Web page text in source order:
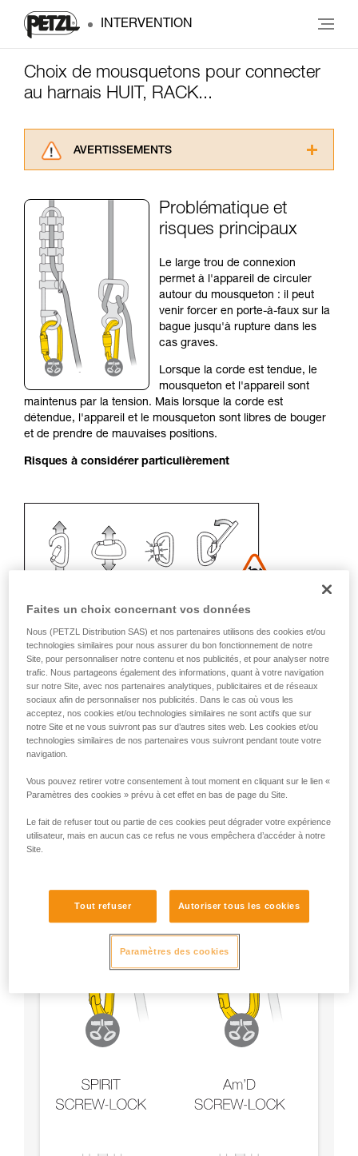
INTERVENTION
Choix de mousquetons pour connecter
au harnais HUIT, RACK...
AVERTISSEMENTS
consulter. Vous devez avoir compris les
informations de la notice technique pour
Maîtriser ces techniques nécessite une
formation et un entraînement spécifique. Validez
avec un professionnel votre capacité à refaire
la manipulation, seul, en toute sécurité, avant
de la reproduire en autonomie.
Nous donnons des exemples de techniques
liées à votre activité. Il peut en exister d’autres
que nous ne décrivons pas ici.
Problématique et
risques principaux
Le large trou de connexion
permet à l'appareil de circuler
autour du mousqueton : il peut
venir forcer en porte-à-faux sur la
bague jusqu'à rupture dans les
cas graves.
Lorsque la corde est tendue, le
mousqueton et l'appareil sont
maintenus par la tension. Mais lorsque la corde est
détendue, l'appareil et le mousqueton sont libres de bouger
et de prendre de mauvaises positions.
Risques à considérer particulièrement
Recommandation de mousqueton et
accessoires
- Utilisez un mousqueton en forme de D.
- Choisissez le type de verrouillage selon votre
préférence.
Faites un choix concernant vos données
Nous (PETZL Distribution SAS) et nos partenaires utilisons des cookies et/ou
technologies similaires pour nous assurer du bon fonctionnement de notre
Site, pour personnaliser notre contenu et nos publicités, et pour analyser notre
trafic. Nous partageons également des informations, quant à votre navigation
sur notre Site, avec nos partenaires analytiques, publicitaires et de réseaux
sociaux afin de personnaliser nos publicités. Dans le cas où vous les
acceptez, nos cookies et/ou technologies similaires ne sont actifs que sur
notre Site et ne vous suivront pas sur d’autres sites web. Les cookies et/ou
technologies similaires de nos partenaires vous suivront pendant toute votre
navigation.
Vous pouvez retirer votre consentement à tout moment en cliquant sur le lien «
Paramètres des cookies » prévu à cet effet en bas de page du Site.
Le fait de refuser tout ou partie de ces cookies peut dégrader votre expérience
utilisateur, mais en aucun cas ce refus ne vous empêchera d’accéder à notre
Site.
Tout refuser Autoriser tous les cookies
Paramètres des cookies